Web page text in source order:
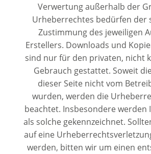
Verwertung außerhalb der
Urheberrechtes bedürfen der
Zustimmung des jeweiligen
Erstellers. Downloads und
sind nur für den privaten, nicht
Gebrauch gestattet. Soweit
dieser Seite nicht vom
wurden, werden die
beachtet. Insbesondere
als solche gekennzeichnet.
auf eine
werden, bitten wir um einen